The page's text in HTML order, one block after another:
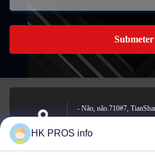
Submeter
Endereço
- Não, não.710#7,
de Sanhe
HK PROS info